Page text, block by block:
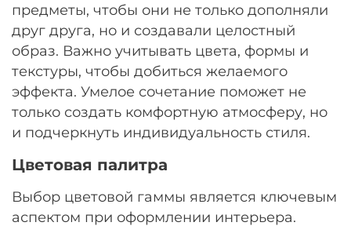
предметы, чтобы они не только дополняли
друг друга, но и создавали целостный
образ. Важно учитывать цвета, формы и
текстуры, чтобы добиться желаемого
эффекта. Умелое сочетание поможет не
только создать комфортную атмосферу, но
и подчеркнуть индивидуальность стиля.
Цветовая палитра
Выбор цветовой гаммы является ключевым
аспектом при оформлении интерьера.